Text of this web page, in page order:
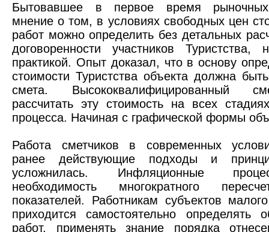
Бытовавшее в первое время рыночных
мнение о том, в условиях свободных цен
работ можно определить без детальных
договоренности участников Туристства,
практикой. Опыт доказал, что в основу
стоимости Туристства объекта должна
смета. Высококвалифицированный
рассчитать эту стоимость на всех
процесса. Начиная с графической формы
Работа сметчиков в современных
ранее действующие подходы и
усложнилась. Инфляционные
необходимость многократного
показателей. Работникам субъектов
приходится самостоятельно определять
работ, применять знание порядка